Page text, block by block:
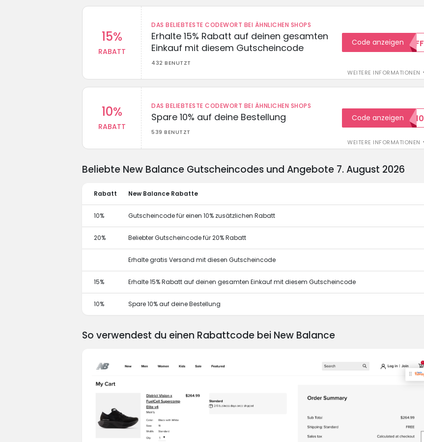
15%
RABATT
DAS BELIEBTESTE CODEWORT BEI ÄHNLICHEN SHOPS
Erhalte 15% Rabatt auf deinen gesamten
Einkauf mit diesem Gutscheincode
432 BENUTZT
WEITERE INFORMATIONEN
Code anzeigen15OFF
10%
RABATT
DAS BELIEBTESTE CODEWORT BEI ÄHNLICHEN SHOPS
Spare 10% auf deine Bestellung
539 BENUTZT
WEITERE INFORMATIONEN
Code anzeigen
WILKOMMEN10
Beliebte New Balance Gutscheincodes und Angebote 7. August 2026
Rabatt New Balance Rabatte
10% Gutscheincode für einen 10% zusätzlichen Rabatt
20% Beliebter Gutscheincode für 20% Rabatt
Erhalte gratis Versand mit diesen Gutscheincode
15% Erhalte 15% Rabatt auf deinen gesamten Einkauf mit diesem Gutscheincode
10% Spare 10% auf deine Bestellung
So verwendest du einen Rabattcode bei New Balance